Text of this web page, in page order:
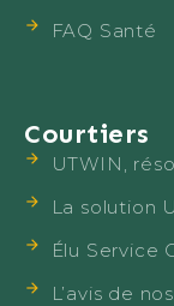
FAQ Santé
Courtiers
UTWIN,
La solution
Élu Service
L’avis de